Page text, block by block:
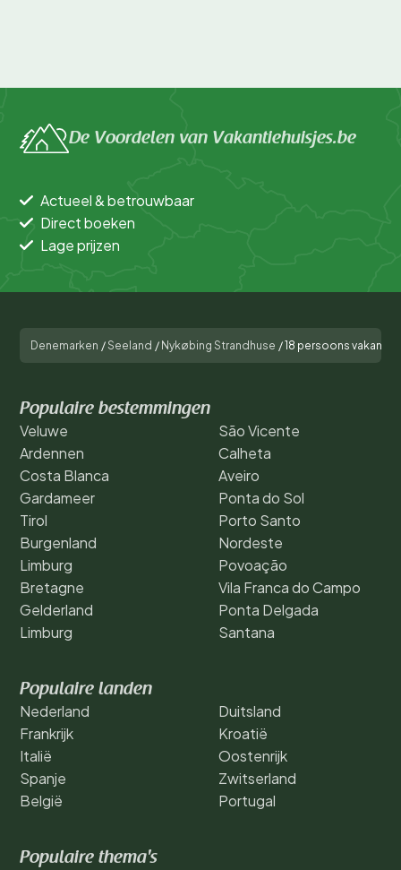
De Voordelen van Vakantiehuisjes.be
Actueel & betrouwbaar
Direct boeken
Lage prijzen
Denemarken /Seeland / Nykøbing Strandhuse /18 persoons
Populaire bestemmingen
Veluwe
Ardennen
Costa Blanca
Gardameer
Tirol
Burgenland
Limburg
Bretagne
Gelderland
Limburg
São Vicente
Calheta
Aveiro
Ponta do Sol
Porto Santo
Nordeste
Povoação
Vila Franca do Campo
Ponta Delgada
Santana
Populaire landen
Nederland
Frankrijk
Italië
Spanje
België
Duitsland
Kroatië
Oostenrijk
Zwitserland
Portugal
Populaire thema's